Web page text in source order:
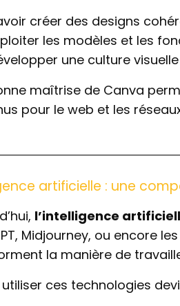
créer des designs
les modèles et les
une culture
maîtrise de Canva
pour le web et les
artificielle : une
l’intelligence
Midjourney, ou encore
la manière de
ces technologies